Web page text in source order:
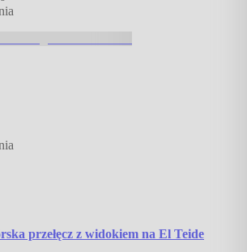
przełęcz z widokiem na El Teide